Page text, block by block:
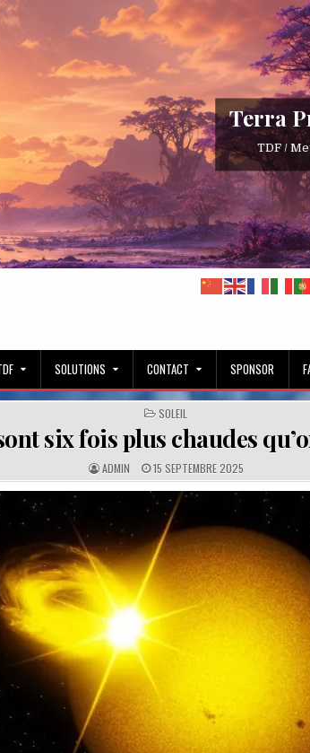
Terra
TDF /
SOLUTIONS CONTACT SPONSOR
POSTED
IN
SOLEIL
six fois plus chaudes
A
U
T
O
R
ADMIN P
U
B
L
E
D
D
A
T
E
15 SEPTEMBRE 2025